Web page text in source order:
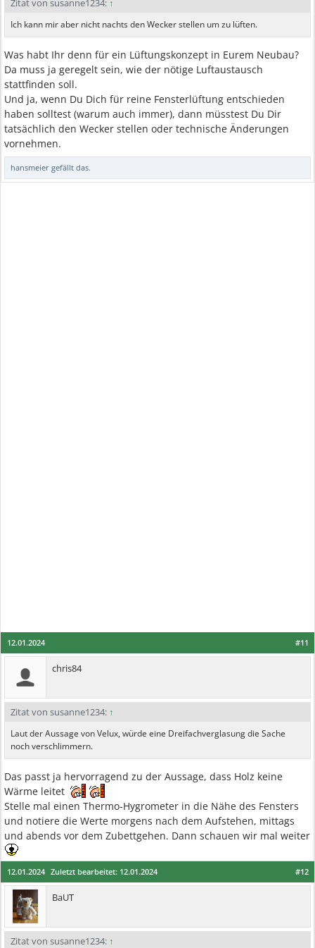
Zitat von susanne1234: ↑
Ich kann mir aber nicht nachts den Wecker stellen um zu lüften.
Was habt Ihr denn für ein Lüftungskonzept in Eurem Neubau?
Da muss ja geregelt sein, wie der nötige Luftaustausch
stattfinden soll.
Und ja, wenn Du Dich für reine Fensterlüftung entschieden
haben solltest (warum auch immer), dann müsstest Du Dir
tatsächlich den Wecker stellen oder technische Änderungen
vornehmen.
hansmeier gefällt das.
#11
12.01.2024
chris84
Zitat von susanne1234: ↑
Laut der Aussage von Velux, würde eine Dreifachverglasung die Sache
noch verschlimmern.
Das passt ja hervorragend zu der Aussage, dass Holz keine
Wärme leitet
Stelle mal einen Thermo-Hygrometer in die Nähe des Fensters
und notiere die Werte morgens nach dem Aufstehen, mittags
und abends vor dem Zubettgehen. Dann schauen wir mal weiter
#12
12.01.2024 Zuletzt bearbeitet: 12.01.2024
BaUT
Zitat von susanne1234: ↑